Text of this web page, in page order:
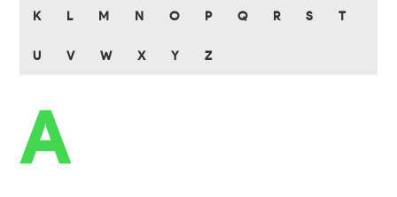
K L M N O P Q R S T
U V W X Y Z
A